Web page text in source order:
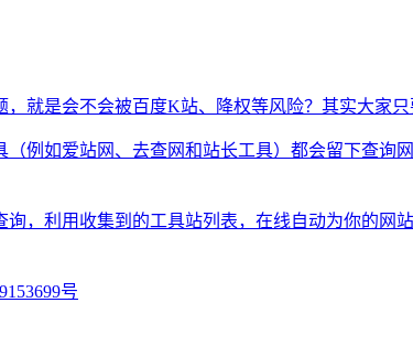
就是会不会被百度K站、降权等风险？其实大家
例如爱站网、去查网和站长工具）都会留下查询
，利用收集到的工具站列表，在线自动为你的
号